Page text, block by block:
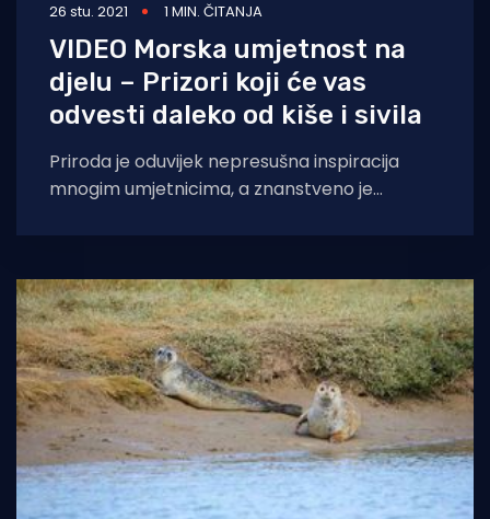
26 stu. 2021 1 MIN. ČITANJA
VIDEO Morska umjetnost na
djelu – Prizori koji će vas
odvesti daleko od kiše i sivila
Priroda je oduvijek nepresušna inspiracija
mnogim umjetnicima, a znanstveno je
djeluje psihoterapeutski. Rijetki